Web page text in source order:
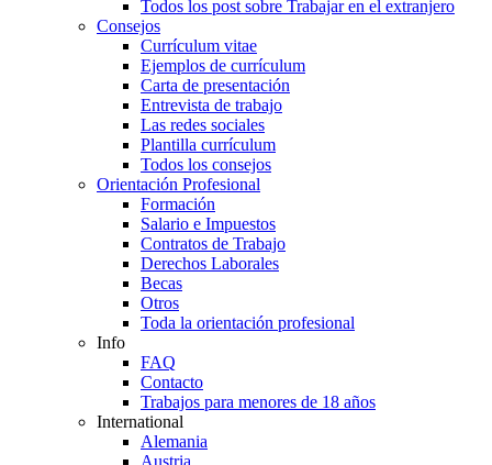
Todos los post sobre Trabajar en el extranjero
Consejos
Currículum vitae
Ejemplos de currículum
Carta de presentación
Entrevista de trabajo
Las redes sociales
Plantilla currículum
Todos los consejos
Orientación Profesional
Formación
Salario e Impuestos
Contratos de Trabajo
Derechos Laborales
Becas
Otros
Toda la orientación profesional
Info
FAQ
Contacto
Trabajos para menores de 18 años
International
Alemania
Austria